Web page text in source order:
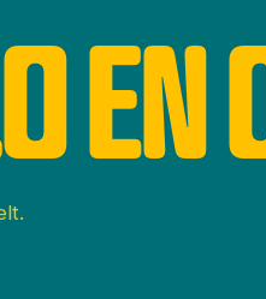
EN